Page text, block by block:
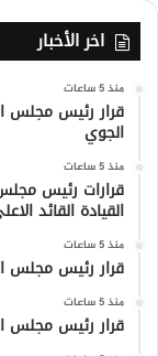
اخر الأخبار
منذ 5 ساعات
قرار رئيس مجلس
الجوي
منذ 5 ساعات
قرارات رئيس
القيادة القائد
منذ 5 ساعات
قرار رئيس مجلس
منذ 5 ساعات
قرار رئيس مجلس